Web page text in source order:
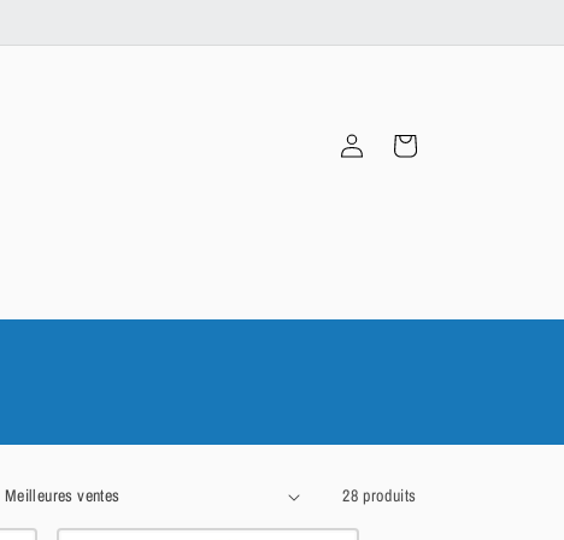
Connexion Panier
28 produits